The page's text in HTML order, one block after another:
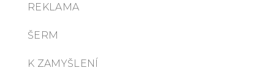
REKLAMA
ŠERM
K ZAMYŠLENÍ